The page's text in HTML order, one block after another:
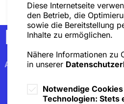
Newsletter
Abonnieren
Diese Internetseite
den Betrieb, die
sowie die Bereitstellung
Inhalte zu ermöglichen.
Nähere Informationen zu
in unserer
Notwendige
Technologien: Stets